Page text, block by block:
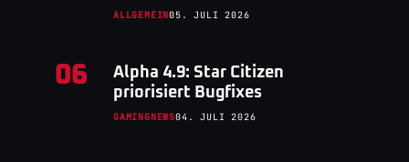
ALLGEMEIN05. JULI 2026
06
Alpha 4.9: Star Citizen
priorisiert Bugfixes
GAMINGNEWS04. JULI 2026